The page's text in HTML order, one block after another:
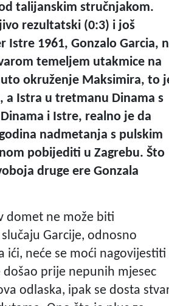
talijanskim stručnjakom.
rezultatski (0:3) i još
1961, Gonzalo Garcia,
temeljem utakmice na
okruženje Maksimira, to
a Istra u tretmanu Dinama s
i Istre, realno je da
nadmetanja s pulskim
pobijediti u Zagrebu. Što
druge ere Gonzala
domet ne može biti
Garcije, odnosno
ići, neće se moći nagovijestiti
prije nepunih mjesec
odlaska, ipak se dosta